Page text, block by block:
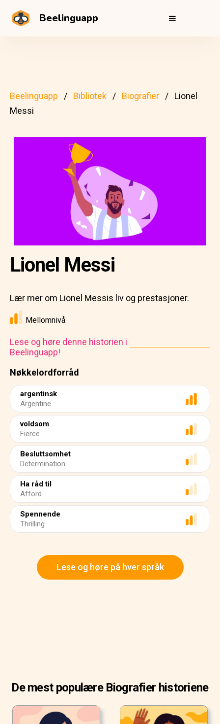
Beelinguapp
Beelinguapp Bibliotek Biografier
Lionel
Messi
Nøkkelordforråd
argentinsk
Argentine
voldsom
Fierce
Besluttsomhet
Determination
Ha råd til
Afford
Spennende
Thrilling
Lionel Messi
Lær mer om Lionel Messis liv og prestasjoner.
Mellomnivå
Lese og høre denne historien i
Beelinguapp!
Lese og høre på hver språk
De mest populære Biografier historiene